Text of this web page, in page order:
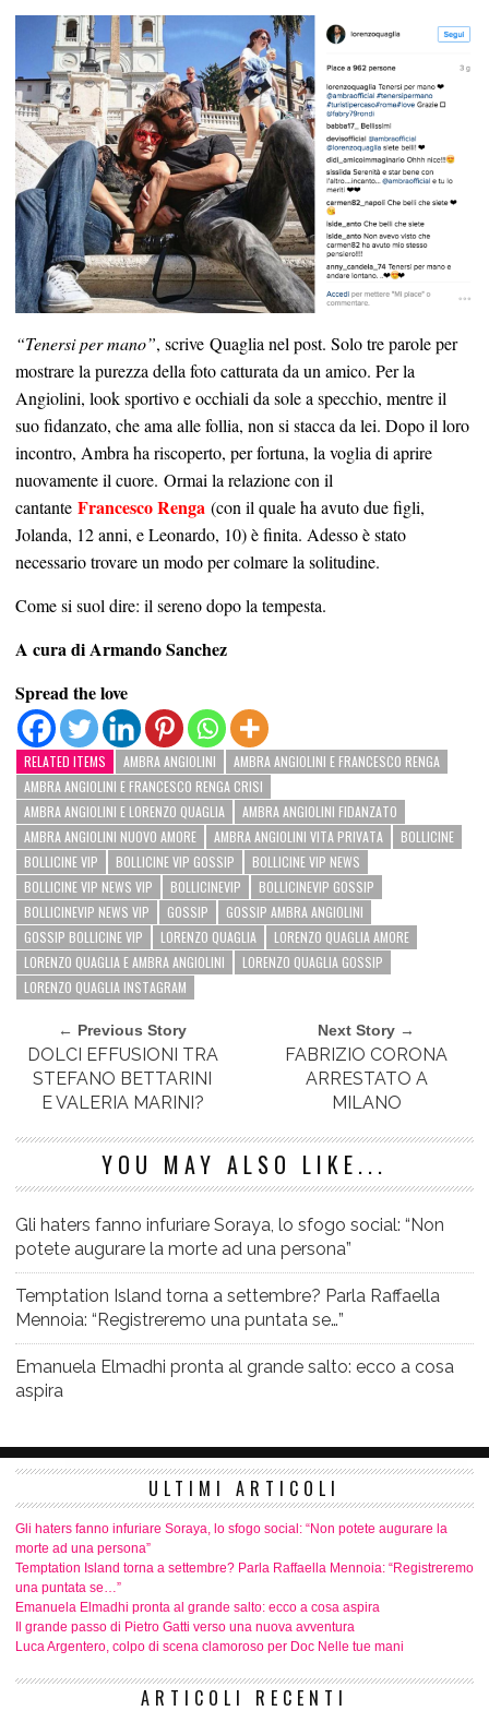
“Tenersi per mano”, scrive Quaglia nel post. Solo tre parole per
mostrare la purezza della foto catturata da un amico. Per la
Angiolini, look sportivo e occhiali da sole a specchio, mentre il
suo fidanzato, che ama alle follia, non si stacca da lei. Dopo il loro
incontro, Ambra ha riscoperto, per fortuna, la voglia di aprire
nuovamente il cuore. Ormai la relazione con il
cantante Francesco Renga (con il quale ha avuto due figli,
Jolanda, 12 anni, e Leonardo, 10) è finita. Adesso è stato
necessario trovare un modo per colmare la solitudine.
Come si suol dire: il sereno dopo la tempesta.
A cura di Armando Sanchez
Spread the love
RELATED ITEMS AMBRA ANGIOLINI
AMBRA ANGIOLINI E FRANCESCO RENGA
AMBRA ANGIOLINI E FRANCESCO RENGA CRISI
AMBRA ANGIOLINI E LORENZO QUAGLIA
AMBRA ANGIOLINI FIDANZATO
AMBRA ANGIOLINI NUOVO AMORE
AMBRA ANGIOLINI VITA PRIVATA
BOLLICINE
BOLLICINE VIP
BOLLICINE VIP GOSSIP
BOLLICINE VIP NEWS
BOLLICINE VIP NEWS VIP
BOLLICINEVIP
BOLLICINEVIP GOSSIP
BOLLICINEVIP NEWS VIP
GOSSIP
GOSSIP AMBRA ANGIOLINI
GOSSIP BOLLICINE VIP
LORENZO QUAGLIA
LORENZO QUAGLIA AMORE
LORENZO QUAGLIA E AMBRA ANGIOLINI
LORENZO QUAGLIA GOSSIP
LORENZO QUAGLIA INSTAGRAM
← Previous Story
DOLCI EFFUSIONI TRA
STEFANO BETTARINI
E VALERIA MARINI?
Next Story →
FABRIZIO CORONA
ARRESTATO A
MILANO
YOU MAY ALSO LIKE...
Gli haters fanno infuriare Soraya, lo sfogo social: “Non
potete augurare la morte ad una persona”
Temptation Island torna a settembre? Parla Raffaella
Mennoia: “Registreremo una puntata se…”
Emanuela Elmadhi pronta al grande salto: ecco a cosa
aspira
ULTIMI ARTICOLI
Gli haters fanno infuriare Soraya, lo sfogo social: “Non potete augurare la
morte ad una persona”
Temptation Island torna a settembre? Parla Raffaella Mennoia: “Registreremo
una puntata se…”
Emanuela Elmadhi pronta al grande salto: ecco a cosa aspira
Il grande passo di Pietro Gatti verso una nuova avventura
Luca Argentero, colpo di scena clamoroso per Doc Nelle tue mani
ARTICOLI RECENTI